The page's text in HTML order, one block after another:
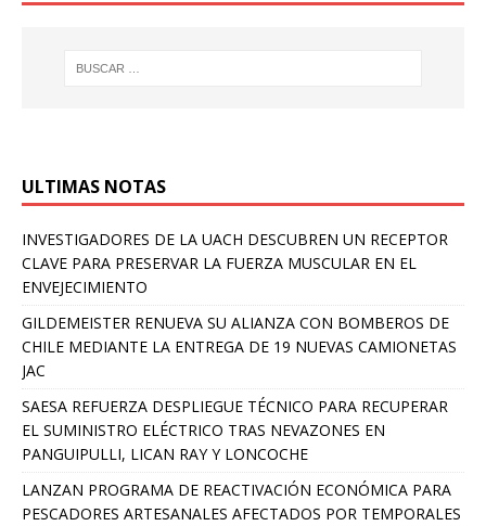
ULTIMAS NOTAS
INVESTIGADORES DE LA UACH DESCUBREN UN RECEPTOR
CLAVE PARA PRESERVAR LA FUERZA MUSCULAR EN EL
ENVEJECIMIENTO
GILDEMEISTER RENUEVA SU ALIANZA CON BOMBEROS DE
CHILE MEDIANTE LA ENTREGA DE 19 NUEVAS CAMIONETAS
JAC
SAESA REFUERZA DESPLIEGUE TÉCNICO PARA RECUPERAR
EL SUMINISTRO ELÉCTRICO TRAS NEVAZONES EN
PANGUIPULLI, LICAN RAY Y LONCOCHE
LANZAN PROGRAMA DE REACTIVACIÓN ECONÓMICA PARA
PESCADORES ARTESANALES AFECTADOS POR TEMPORALES